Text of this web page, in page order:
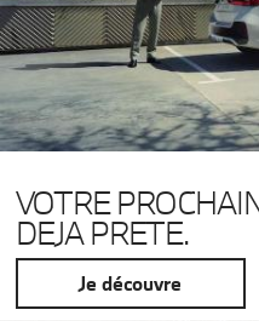
VOTRE
DEJA PRETE.
Je découvre